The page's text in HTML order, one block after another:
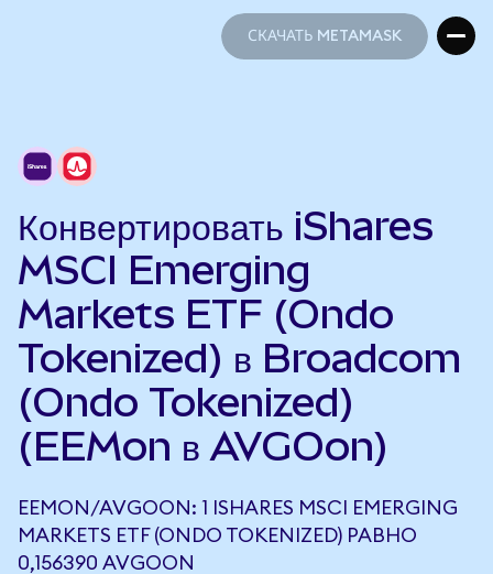
СКАЧАТЬ METAMASK
Конвертировать iShares
MSCI Emerging
Markets ETF (Ondo
Tokenized) в Broadcom
(Ondo Tokenized)
(EEMon в AVGOon)
EEMON/AVGOON: 1 ISHARES MSCI EMERGING
MARKETS ETF (ONDO TOKENIZED) РАВНО
0,156390 AVGOON